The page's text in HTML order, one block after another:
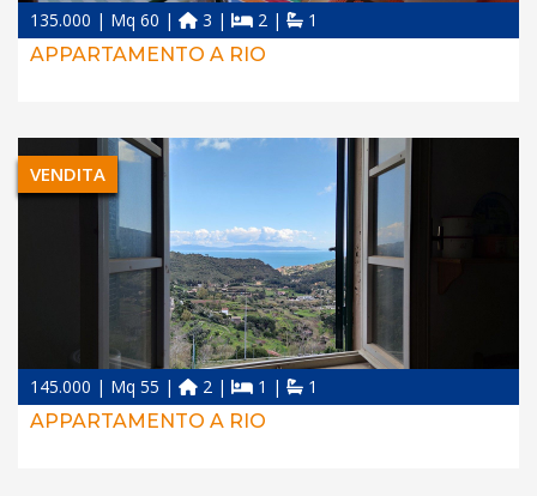
135.000 | Mq 60 | 3 | 2 |
1
APPARTAMENTO A RIO
VENDITA
145.000 | Mq 55 | 2 | 1 |
1
APPARTAMENTO A RIO